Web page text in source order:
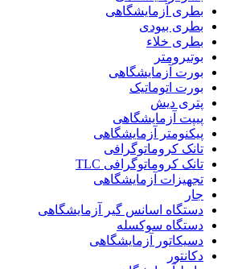
بطری آزمایشگاهی
بطری بیودی
بطری خلاء
بوتیرومتر
بورت آزمایشگاهی
بورت اتوماتیک
پتری دیش
پیپت آزمایشگاهی
پیکنومتر آزمایشگاهی
تانک کروماتوگرافی
تانک کروماتوگرافی TLC
تجهیزات آزمایشگاهی
جار
دستگاه اسانس گیر آزمایشگاهی
دستگاه سوکسله
دسیکاتور آزمایشگاهی
دکانتور